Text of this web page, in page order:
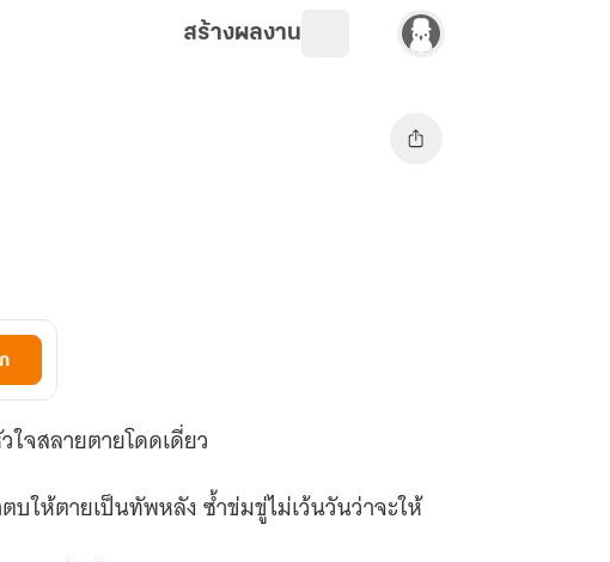
สร้างผลงาน
จสลายตายโดดเดี่ยว
บให้ตายเป็นทัพหลัง ซ้ำข่มขู่ไม่เว้นวันว่าจะให้